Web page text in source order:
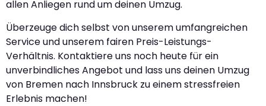
allen Anliegen rund um deinen Umzug.
Überzeuge dich selbst von unserem umfangreichen
Service und unserem fairen Preis-Leistungs-
Verhältnis. Kontaktiere uns noch heute für ein
unverbindliches Angebot und lass uns deinen Umzug
von Bremen nach Innsbruck zu einem stressfreien
Erlebnis machen!